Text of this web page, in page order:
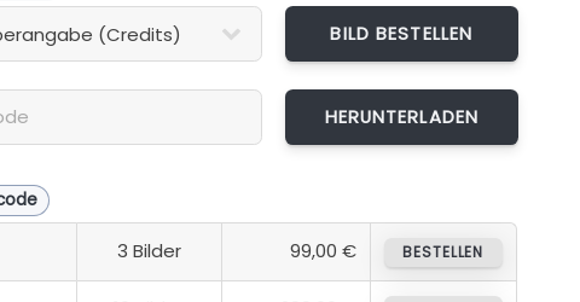
BILD BESTELLEN
3 Bilder 99,00 € BESTELLEN